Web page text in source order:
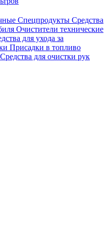
Спецпродукты Средства
Очистители технические
для ухода за
Присадки в топливо
Средства для очистки рук